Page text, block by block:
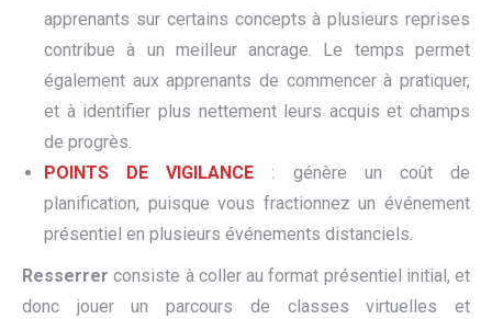
apprenants sur certains concepts à plusieurs reprises
contribue à un meilleur ancrage. Le temps permet
également aux apprenants de commencer à pratiquer,
et à identifier plus nettement leurs acquis et champs
de progrès.
POINTS DE VIGILANCE : génère un coût de
planification, puisque vous fractionnez un événement
présentiel en plusieurs événements distanciels.
Resserrerconsiste à coller au format présentiel initial, et
donc jouer un parcours de classes virtuelles et